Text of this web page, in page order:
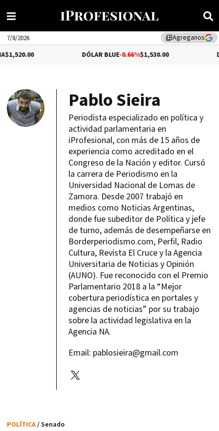
library_addAgreganos
7/8/2026
DÓLAR BLUE-0.66%$1,530.00
Pablo Sieira
Periodista especializado en política y
actividad parlamentaria en
iProfesional, con más de 15 años de
experiencia como acreditado en el
Congreso de la Nación y editor. Cursó
la carrera de Periodismo en la
Universidad Nacional de Lomas de
Zamora. Desde 2007 trabajó en
medios como Noticias Argentinas,
donde fue subeditor de Política y jefe
de turno, además de desempeñarse en
Borderperiodismo.com, Perfil, Radio
Cultura, Revista El Cruce y la Agencia
Universitaria de Noticias y Opinión
(AUNO). Fue reconocido con el Premio
Parlamentario 2018 a la “Mejor
cobertura periodística en portales y
agencias de noticias” por su trabajo
sobre la actividad legislativa en la
Agencia NA.
Email: pablosieira@gmail.com
POLÍTICA/ Senado